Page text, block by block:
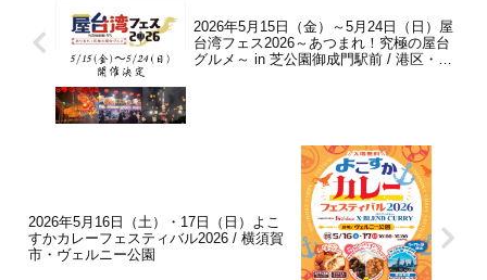
2026年5月15日（金）～5月24日（日）屋
台湾フェス2026～あつまれ！究極の屋台
グルメ～ in 芝公園御成門駅前 / 港区・都
2026年5月16日（土）・17日（日）よこ
すかカレーフェスティバル2026 / 横須賀
市・ヴェルニー公園